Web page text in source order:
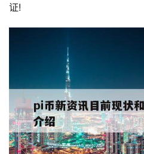
证!